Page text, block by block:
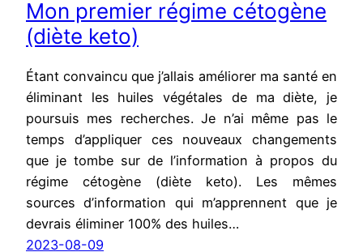
Mon premier régime cétogène
(diète keto)
Étant convaincu que j’allais améliorer ma santé en
éliminant les huiles végétales de ma diète, je
poursuis mes recherches. Je n’ai même pas le
temps d’appliquer ces nouveaux changements
que je tombe sur de l’information à propos du
régime cétogène (diète keto). Les mêmes
sources d’information qui m’apprennent que je
devrais éliminer 100% des huiles…
2023-08-09